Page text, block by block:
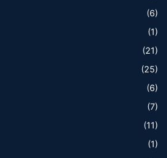
(6)
(1)
(21)
(25)
(6)
(7)
(11)
(1)